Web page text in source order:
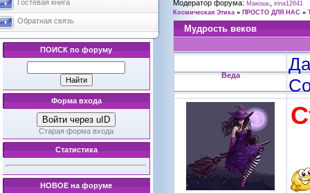
Гостевая книга
Обратная связь
ПОИСК по форуму
Форма входа
Войти через uID
Старая форма входа
Статистика
НОВОЕ на форуме
Модератор форума: Макошь irina12641
Космическая Этика » ПРОСТО ДЛЯ НАС »
Мудрость веков
Веда